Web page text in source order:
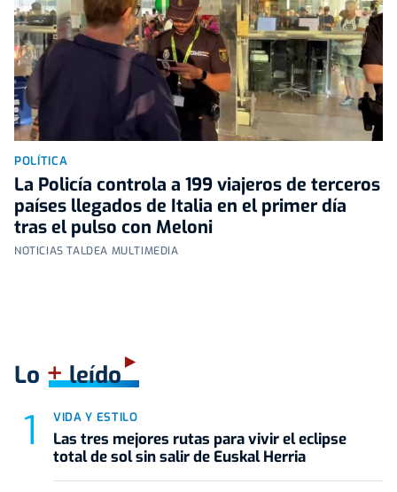
POLÍTICA
La Policía controla a 199 viajeros de terceros
países llegados de Italia en el primer día
tras el pulso con Meloni
NOTICIAS TALDEA MULTIMEDIA
Lo +leído
VIDA Y ESTILO
Las tres mejores rutas para vivir el eclipse
total de sol sin salir de Euskal Herria